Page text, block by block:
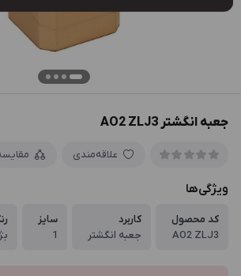
جعبه انگشتر AO2 ZLJ3
علاقه‌مندی
ویژگی‌ها
کد محصول
AO2 ZLJ3
کاربرد
جعبه انگشتر
سایز
1
بژ